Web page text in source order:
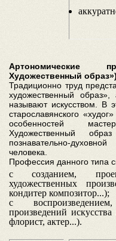
Артономические
Художественный
Традиционно труд
художественный
называют искусством. В
старославянского
особенностей
Художественный
познавательно-
человека.
Профессия данного типа
с созданием,
художественных
кондитер композитор...);
с
произведений
флорист, актер...).